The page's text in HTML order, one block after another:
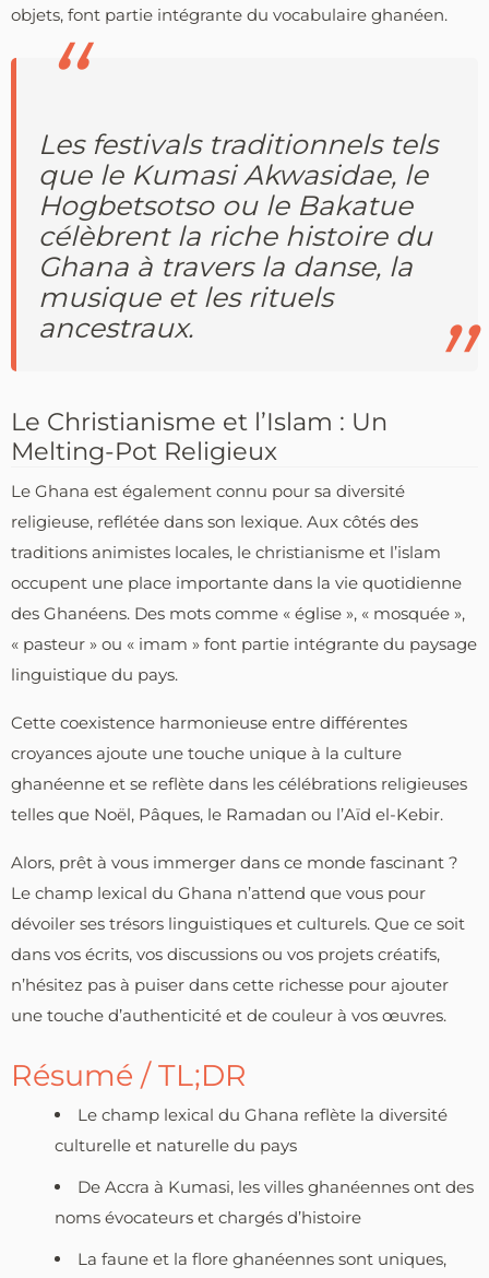
objets, font partie intégrante du vocabulaire ghanéen.
Les festivals traditionnels tels
que le Kumasi Akwasidae, le
Hogbetsotso ou le Bakatue
célèbrent la riche histoire du
Ghana à travers la danse, la
musique et les rituels
ancestraux.
Le Christianisme et l’Islam : Un
Melting-Pot Religieux
Le Ghana est également connu pour sa diversité
religieuse, reflétée dans son lexique. Aux côtés des
traditions animistes locales, le christianisme et l’islam
occupent une place importante dans la vie quotidienne
des Ghanéens. Des mots comme « église », « mosquée »,
« pasteur » ou « imam » font partie intégrante du paysage
linguistique du pays.
Cette coexistence harmonieuse entre différentes
croyances ajoute une touche unique à la culture
ghanéenne et se reflète dans les célébrations religieuses
telles que Noël, Pâques, le Ramadan ou l’Aïd el-Kebir.
Alors, prêt à vous immerger dans ce monde fascinant ?
Le champ lexical du Ghana n’attend que vous pour
dévoiler ses trésors linguistiques et culturels. Que ce soit
dans vos écrits, vos discussions ou vos projets créatifs,
n’hésitez pas à puiser dans cette richesse pour ajouter
une touche d’authenticité et de couleur à vos œuvres.
Résumé / TL;DR
Le champ lexical du Ghana reflète la diversité
culturelle et naturelle du pays
De Accra à Kumasi, les villes ghanéennes ont des
noms évocateurs et chargés d’histoire
La faune et la flore ghanéennes sont uniques,